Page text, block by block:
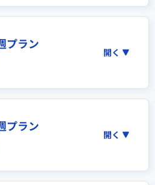
プラン
開く
プラン
開く